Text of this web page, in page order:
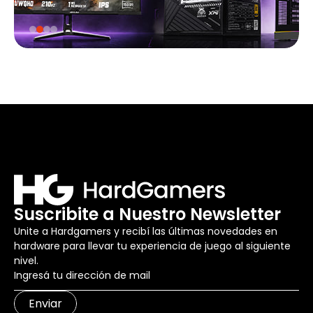
Suscribite a Nuestro Newsletter
Unite a Hardgamers y recibí las últimas novedades en
hardware para llevar tu experiencia de juego al siguiente
nivel.
Enviar